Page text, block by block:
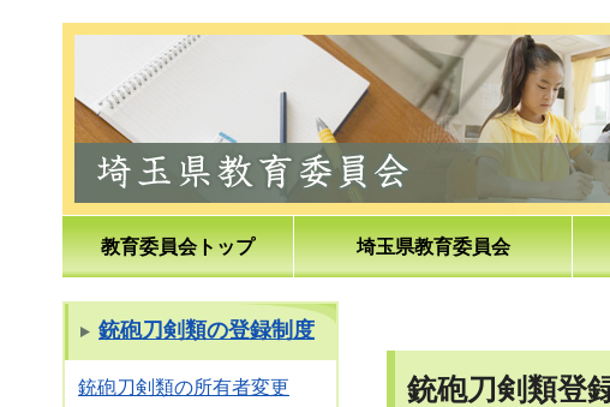
教育委員会トップ 埼玉県教育委員会
銃砲刀剣類の登録制度
銃砲刀剣類の所有者変更 銃砲刀剣類登